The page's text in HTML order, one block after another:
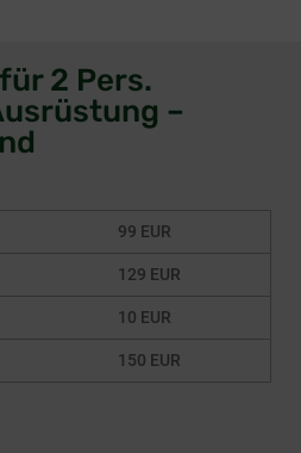
2 Pers.
–
99 EUR
129 EUR
10 EUR
150 EUR